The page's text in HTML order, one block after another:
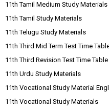
11th Tamil Medium Study Materials
11th Tamil Study Materials
11th Telugu Study Materials
11th Third Mid Term Test Time
11th Third Revision Test Time Table
11th Urdu Study Materials
11th Vocational Study Material
11th Vocational Study Materials